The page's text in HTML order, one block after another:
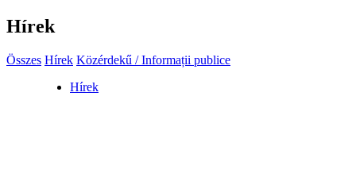
Hírek
Összes Hírek Közérdekű / Informații publice
Hírek